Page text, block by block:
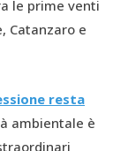
le prime venti
Catanzaro e
resta
ambientale è